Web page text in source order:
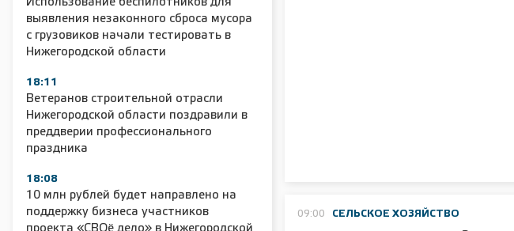
Использование беспилотников для
выявления незаконного сброса мусора
с грузовиков начали тестировать в
Нижегородской области
18:11
Ветеранов строительной отрасли
Нижегородской области поздравили в
преддверии профессионального
праздника
18:08
10 млн рублей будет направлено на
поддержку бизнеса участников
проекта «СВОё дело» в Нижегородской
09:00 СЕЛЬСКОЕ ХОЗЯЙСТВО